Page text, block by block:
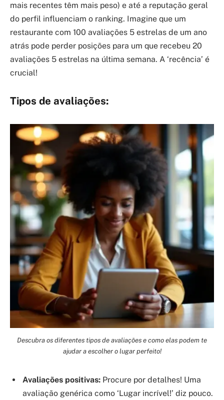
mais recentes têm mais peso) e até a reputação geral
do perfil influenciam o ranking. Imagine que um
restaurante com 100 avaliações 5 estrelas de um ano
atrás pode perder posições para um que recebeu 20
avaliações 5 estrelas na última semana. A ‘recência’ é
crucial!
Tipos de avaliações:
Descubra os diferentes tipos de avaliações e como elas podem te
ajudar a escolher o lugar perfeito!
Avaliações positivas: Procure por detalhes! Uma
avaliação genérica como ‘Lugar incrível!’ diz pouco.